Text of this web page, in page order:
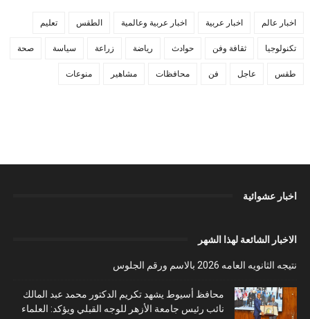
اخبار عالم اخبار عربية اخبار عربية وعالمية الطقس تعليم
تكنولوجيا ثقافة وفن حوادث رياضة زراعة سياسة صحة
طقس عاجل فن محافظات مشاهير منوعات
اخبار عشوائية
الاخبار الشائعة لهذا الشهر
نتيجه الثانويه العامه 2026 بالاسم ورقم الجلوس
محافظ أسيوط يشهد تكريم الدكتور محمد عبد المالك
نائب رئيس جامعة الأزهر للوجه القبلي ويؤكد: العلماء